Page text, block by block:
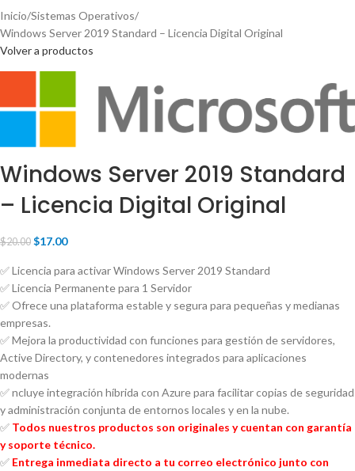
Inicio Sistemas Operativos
Windows Server 2019 Standard – Licencia Digital Original
Volver a productos
Windows Server 2019 Standard
– Licencia Digital Original
$20.00 $17.00
✅ Licencia para activar Windows Server 2019 Standard
✅ Licencia Permanente para 1 Servidor
✅ Ofrece una plataforma estable y segura para pequeñas y medianas
empresas.
✅ Mejora la productividad con funciones para gestión de servidores,
Active Directory, y contenedores integrados para aplicaciones
modernas
✅ ncluye integración híbrida con Azure para facilitar copias de seguridad
y administración conjunta de entornos locales y en la nube.
✅ Todos nuestros productos son originales y cuentan con garantía
y soporte técnico.
✅ Entrega inmediata directo a tu correo electrónico junto con